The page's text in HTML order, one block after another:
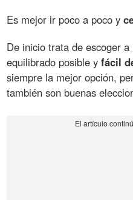
Es mejor ir poco a poco y
De inicio trata de escoger
equilibrado posible yfácil
siempre la mejor opción,
también son buenas